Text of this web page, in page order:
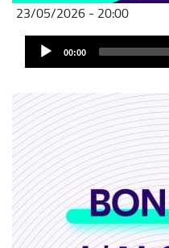
23/05/2026 - 20:00
Audio
Player 00:00